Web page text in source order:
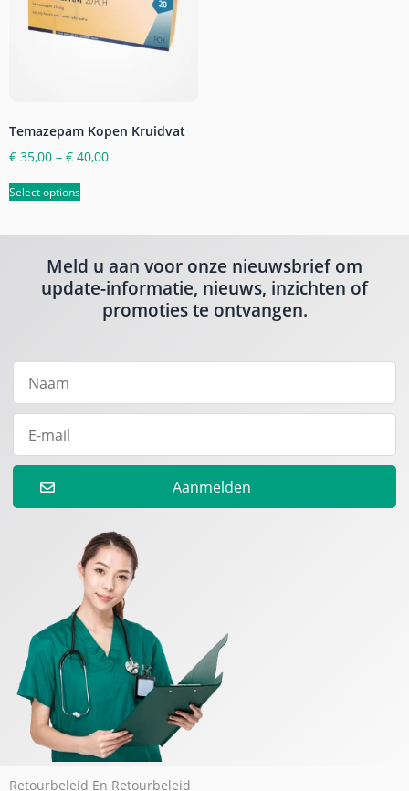
Temazepam Kopen Kruidvat
€ 35,00 – € 40,00
Select options
Meld u aan voor onze nieuwsbrief om
update-informatie, nieuws, inzichten of
promoties te ontvangen.
Aanmelden
Retourbeleid En Retourbeleid